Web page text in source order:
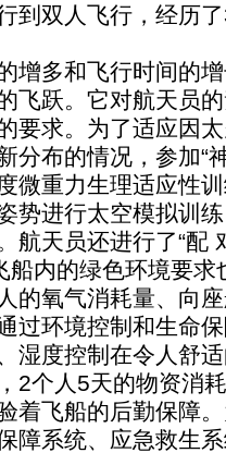
到双人飞行，经历
多和飞行时间的增
飞跃。它对航天员
要求。为了适应因
分布的情况，参加“
微重力生理适应性
势进行太空模拟训
航天员还进行了“配
内的绿色环境要求
的氧气消耗量、向
过环境控制和生命
湿度控制在令人舒
2个人5天的物资消
着飞船的后勤保障
障系统、应急救生